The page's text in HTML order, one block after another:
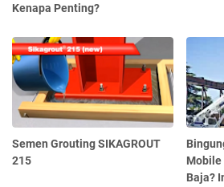
Kenapa Penting?
Semen Grouting SIKAGROUT
215
Mobile
Baja?